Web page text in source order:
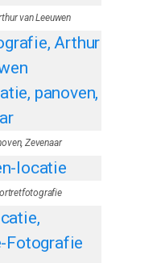
van Leeuwen
Zevenaar